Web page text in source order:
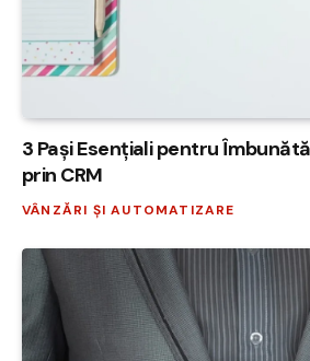
3 Pași Esențiali pentru
prin CRM
VÂNZĂRI ȘI AUTOMATIZARE